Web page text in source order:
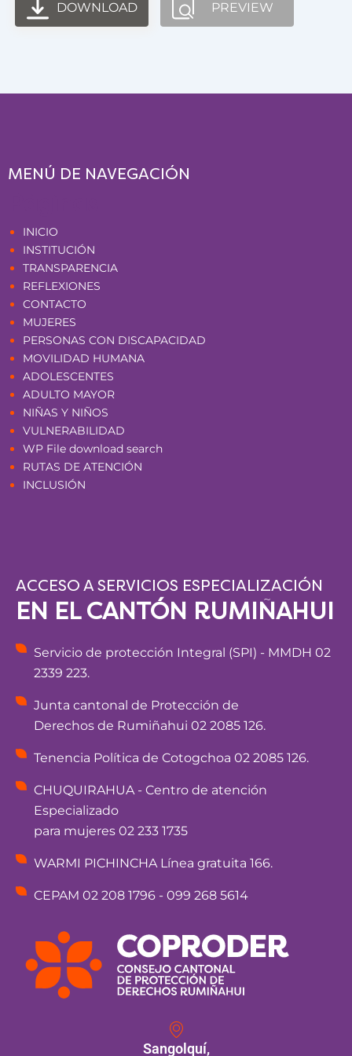
DOWNLOAD PREVIEW
MENÚ DE NAVEGACIÓN
INICIO
INSTITUCIÓN
TRANSPARENCIA
REFLEXIONES
CONTACTO
MUJERES
PERSONAS CON DISCAPACIDAD
MOVILIDAD HUMANA
ADOLESCENTES
ADULTO MAYOR
NIÑAS Y NIÑOS
VULNERABILIDAD
WP File download search
RUTAS DE ATENCIÓN
INCLUSIÓN
ACCESO A SERVICIOS ESPECIALIZACIÓN
EN EL CANTÓN RUMIÑAHUI
Servicio de protección Integral (SPI) - MMDH 02
2339 223.
Junta cantonal de Protección de
Derechos de Rumiñahui 02 2085 126.
Tenencia Política de Cotogchoa 02 2085 126.
CHUQUIRAHUA - Centro de atención
Especializado
para mujeres 02 233 1735
WARMI PICHINCHA Línea gratuita 166.
CEPAM 02 208 1796 - 099 268 5614
Sangolquí,